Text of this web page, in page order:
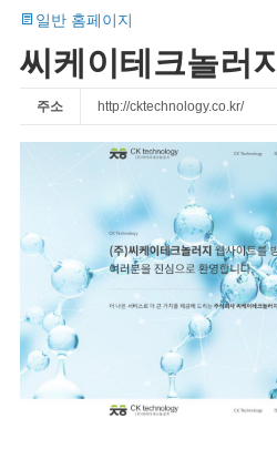
일반 홈페이지
씨케이테크놀러지
주소 http://cktechnology.co.kr/